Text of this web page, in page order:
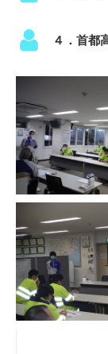
４．首都